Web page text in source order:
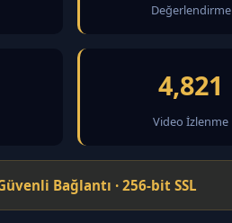
Değerlendirme
4,821
Video İzlenme
Bağlantı · 256-bit SSL